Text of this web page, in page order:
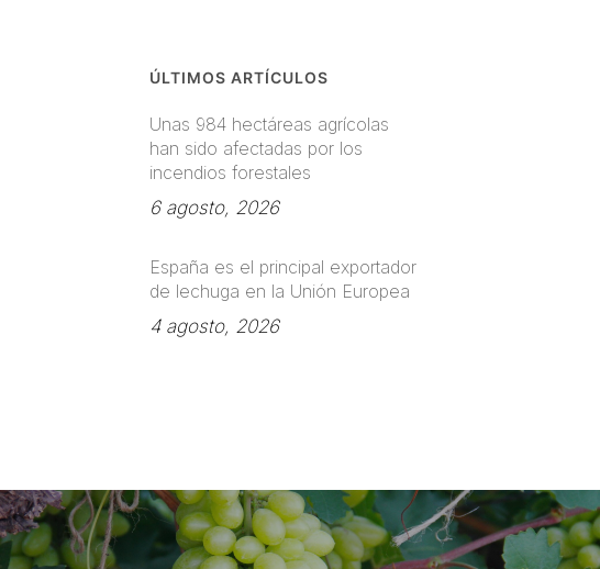
ÚLTIMOS ARTÍCULOS
Unas 984 hectáreas agrícolas
han sido afectadas por los
incendios forestales
6 agosto, 2026
España es el principal exportador
de lechuga en la Unión Europea
4 agosto, 2026